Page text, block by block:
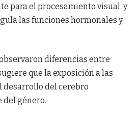
para el procesamiento visual. y
las funciones hormonales y
diferencias entre
que la exposición a las
desarrollo del cerebro
género.